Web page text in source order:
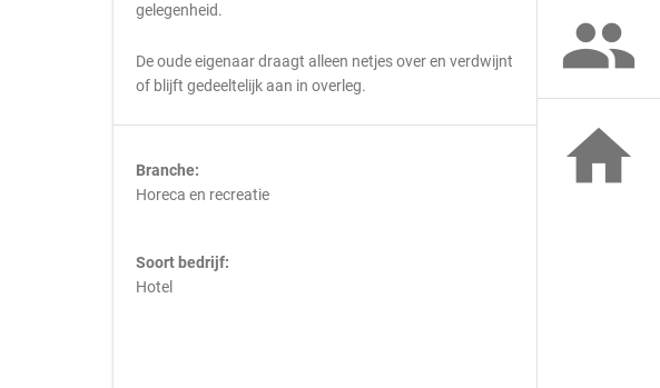
gelegenheid.
De oude eigenaar draagt alleen netjes over en verdwijnt
of blijft gedeeltelijk aan in overleg.
Branche:
Horeca en recreatie
Soort bedrijf:
Hotel

